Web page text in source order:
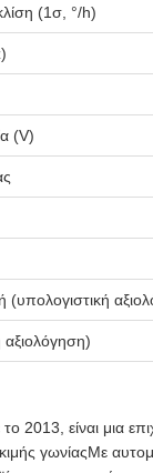
(1σ, °/h)
(V)
(υπολογιστική
είναι μια
γωνίαςΜε